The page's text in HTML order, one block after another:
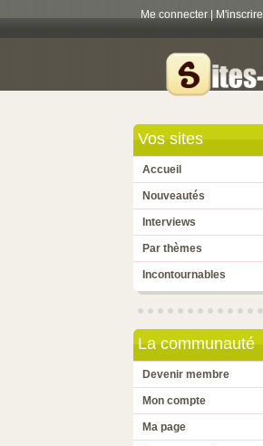
Me connecter M'inscrire
Vos sites
Accueil
Nouveautés
Interviews
Par thèmes
Incontournables
La communauté
Devenir membre
Mon compte
Ma page